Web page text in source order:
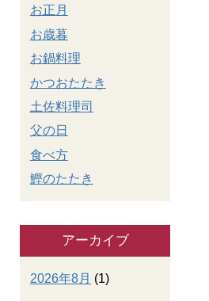
お正月
お歳暮
お鍋料理
かつおたたき
土佐料理司
父の日
食べ方
鰹のたたき
アーカイブ
2026年8月 (1)